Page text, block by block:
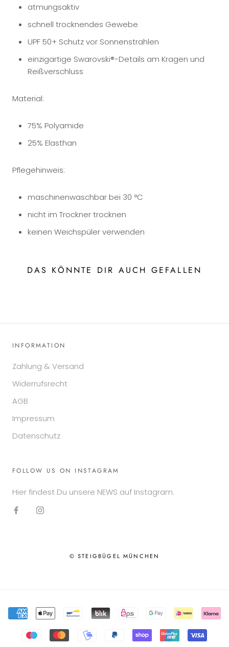
atmungsaktiv
schnell trocknendes Gewebe
UPF 50+ Schutz vor Sonnenstrahlen
einzigartige Swarovski®-Details am Kragen und
Reißverschluss
Material:
75% Polyamide
25% Elasthan
Pflegehinweis:
maschinenwaschbar bei 30 °C
nicht im Trockner trocknen
keinen Weichspüler verwenden
DAS KÖNNTE DIR AUCH GEFALLEN
INFORMATION
Zahlung & Versand
Widerrufsrecht
AGB
Impressum
Datenschutz
FOLLOW US ON INSTAGRAM
Hier findest Du unsere NEWS auf Instagram.
© STEIGBÜGEL MÜNCHEN